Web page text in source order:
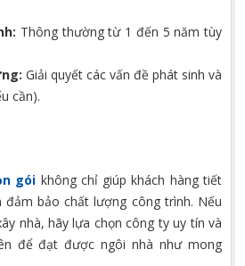
Thông thường từ 1 đến 5 năm tùy
Giải quyết các vấn đề phát sinh và
cần).
gói không chỉ giúp khách hàng tiết
bảo chất lượng công trình. Nếu
nhà, hãy lựa chọn công ty uy tín và
để đạt được ngôi nhà như mong